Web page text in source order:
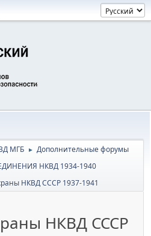
МГБ ► Дополнительные форумы
НКВД 1934-1940
НКВД СССР 1937-1941
НКВД СССР